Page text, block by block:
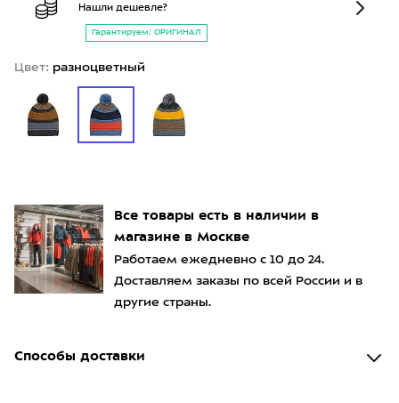
Все товары есть в наличии в
магазине в Москве
Работаем ежедневно с 10 до 24.
Доставляем заказы по всей России и в
другие страны.
Способы доставки
Нашли дешевле?
Гарантируем: ОРИГИНАЛ
Цвет: разноцветный